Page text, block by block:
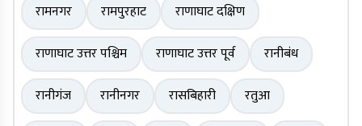
रामनगर
रामपुरहाट
राणाघाट दक्षिण
राणाघाट उत्तर पश्चिम
राणाघाट उत्तर पूर्व
रानीबंध
रानीगंज
रानीनगर रासबिहारी
रतुआ